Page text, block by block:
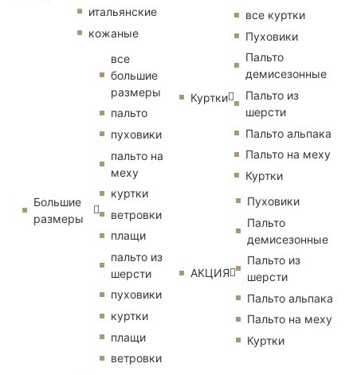
итальянские
кожаные
Большие
размеры
все
большие
размеры
пальто
пуховики
пальто на
меху
куртки
ветровки
плащи
пальто из
шерсти
пуховики
куртки
плащи
ветровки
Куртки
все куртки
Пуховики
Пальто
демисезонные
Пальто из
шерсти
Пальто альпака
Пальто на меху
Куртки
АКЦИЯ
Пуховики
Пальто
демисезонные
Пальто из
шерсти
Пальто альпака
Пальто на меху
Куртки